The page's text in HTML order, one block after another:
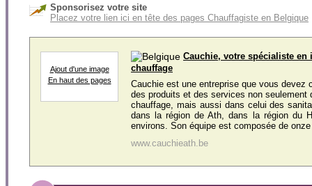
Sponsorisez votre site
Placez votre lien ici en tête des pages Chauffagiste en Belgique
Ajout d'une image
En haut des pages
Cauchie, votre spécialiste en
chauffage
Cauchie est une entreprise que vous devez
des produits et des services non seulement
chauffage, mais aussi dans celui des
dans la région de Ath, dans la région du
environs. Son équipe est composée de
www.cauchieath.be